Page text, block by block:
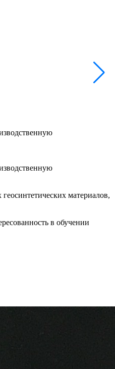
материалов,
в обучении